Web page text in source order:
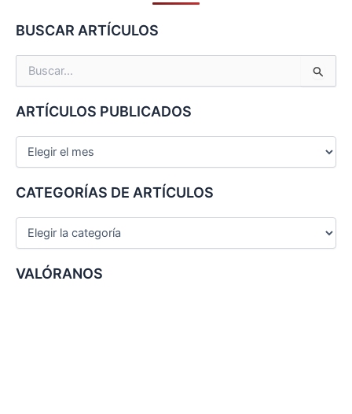
BUSCAR ARTÍCULOS
u
c
a
p
r
ARTÍCULOS PUBLICADOS
CATEGORÍAS DE ARTÍCULOS
VALÓRANOS